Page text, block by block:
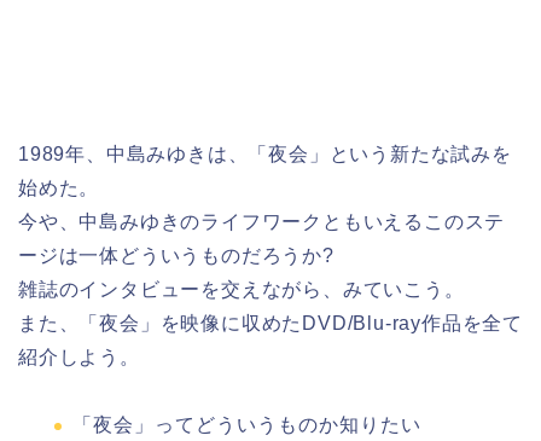
1989年、中島みゆきは、「夜会」という新たな試みを
始めた。
今や、中島みゆきのライフワークともいえるこのステ
ージは一体どういうものだろうか?
雑誌のインタビューを交えながら、みていこう。
また、「夜会」を映像に収めたDVD/Blu-ray作品を全て
紹介しよう。
「夜会」ってどういうものか知りたい